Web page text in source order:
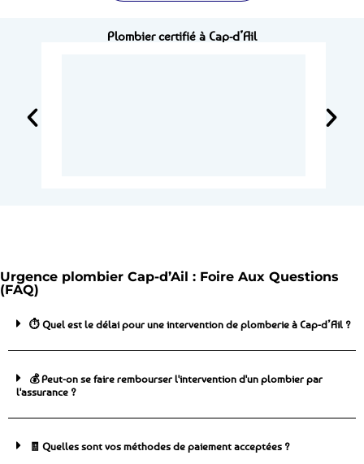
Plombier certifié à Cap-d’Ail
Urgence plombier Cap-d’Ail : Foire Aux Questions
(FAQ)
⏱️ Quel est le délai pour une intervention de plomberie à Cap-d’Ail ?
💰 Peut-on se faire rembourser l'intervention d'un plombier par
l'assurance ?
🧾 Quelles sont vos méthodes de paiement acceptées ?